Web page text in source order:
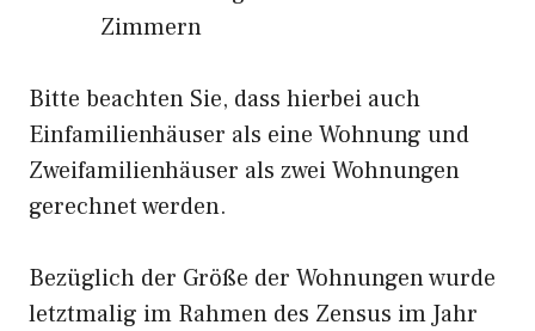
Zimmern
Bitte beachten Sie, dass hierbei auch
Einfamilienhäuser als eine Wohnung und
Zweifamilienhäuser als zwei Wohnungen
gerechnet werden.
Bezüglich der Größe der Wohnungen wurde
letztmalig im Rahmen des Zensus im Jahr